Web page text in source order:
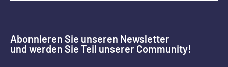
Abonnieren Sie unseren Newsletter
und werden Sie Teil unserer Community!